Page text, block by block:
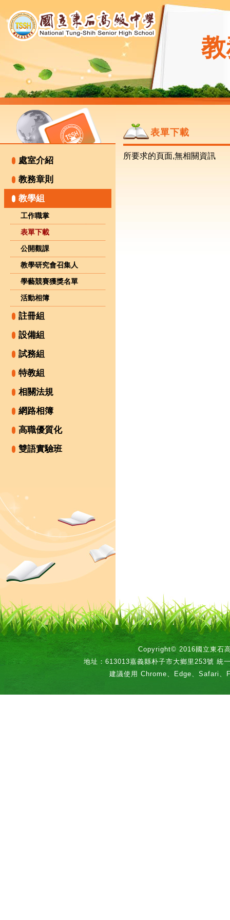
處室介紹
教務章則
教學組
工作職掌
表單下載
公開觀課
教學研究會召集人
學藝競賽獲獎名單
活動相簿
註冊組
設備組
試務組
特教組
相關法規
網路相簿
高職優質化
雙語實驗班
表單下載
所要求的頁面,無相關資訊
Copyright© 2016國立東石
地址：613013嘉義縣朴子市大鄉里253號 統
建議使用 Chrome、Edge、Safari